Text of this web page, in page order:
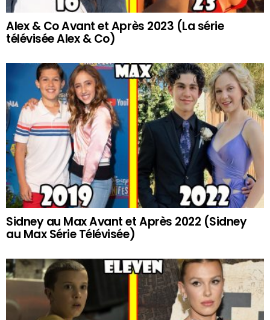
Alex & Co Avant et Après 2023 (La série
télévisée Alex & Co)
Sidney au Max Avant et Après 2022 (Sidney
au Max Série Télévisée)